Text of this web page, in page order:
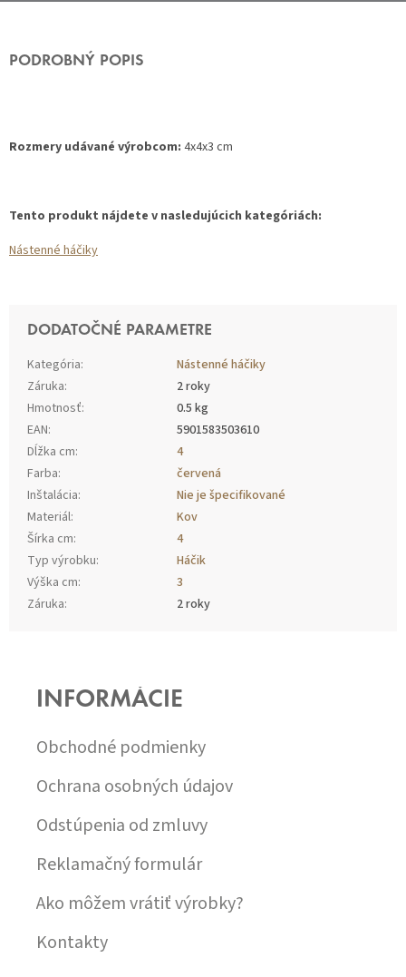
PODROBNÝ POPIS
Rozmery udávané výrobcom: 4x4x3 cm
Tento produkt nájdete v nasledujúcich kategóriách:
Nástenné háčiky
DODATOČNÉ PARAMETRE
Kategória:
Nástenné háčiky
Záruka:
2 roky
Hmotnosť:
0.5 kg
EAN:
5901583503610
Dĺžka cm:
4
Farba:
červená
Inštalácia:
Nie je špecifikované
Materiál:
Kov
Šírka cm:
4
Typ výrobku:
Háčik
Výška cm:
3
Záruka:
2 roky
INFORMÁCIE
Obchodné podmienky
Ochrana osobných údajov
Odstúpenia od zmluvy
Reklamačný formulár
Ako môžem vrátiť výrobky?
Kontakty